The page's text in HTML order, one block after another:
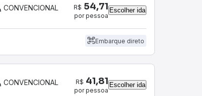
CONVENCIONAL R$ 54,71
por pessoa
Escolher ida
Embarque direto
CONVENCIONAL R$ 41,81
por pessoa
Escolher ida